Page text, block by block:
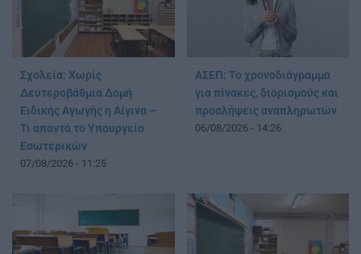
Σχολεία: Χωρίς
Δευτεροβάθμια Δομή
Ειδικής Αγωγής η Αίγινα –
Τι απαντά το Υπουργείο
Εσωτερικών
07/08/2026 - 11:25
ΑΣΕΠ: Το χρονοδιάγραμμα
για πίνακες, διορισμούς και
προσλήψεις αναπληρωτών
06/08/2026 - 14:26